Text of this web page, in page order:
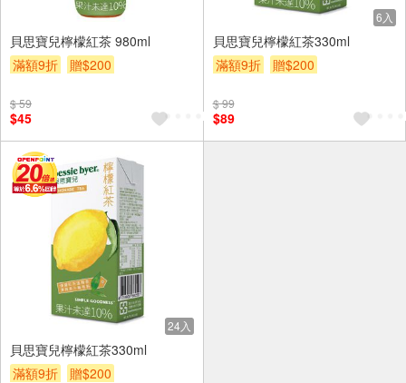
貝思寶兒檸檬紅茶 980ml
滿額9折
贈$200
$ 59
$45
6入
貝思寶兒檸檬紅茶330ml
滿額9折
贈$200
$ 99
$89
24入
貝思寶兒檸檬紅茶330ml
滿額9折
贈$200